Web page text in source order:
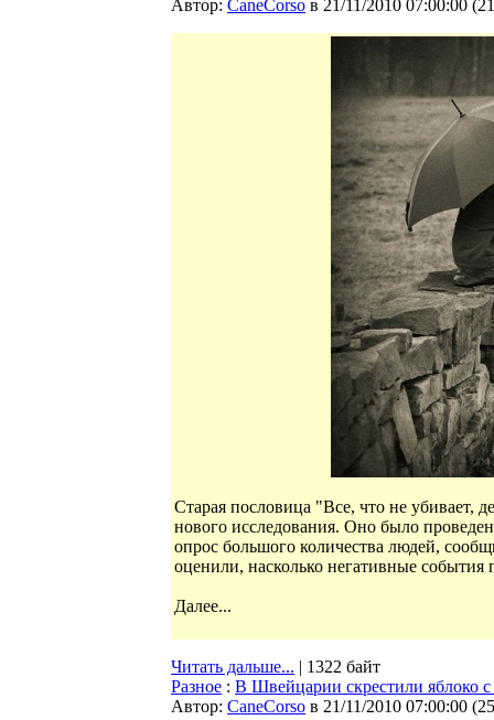
Автор: CaneCorso в 21/11/2010 07:00:00 (
Старая пословица "Все, что не убивает,
нового исследования. Оно было
опрос большого количества людей,
оценили, насколько негативные
Далее...
Читать дальше... | 1322 байт
Разное : В Швейцарии скрестили яблоко
Автор: CaneCorso в 21/11/2010 07:00:00 (